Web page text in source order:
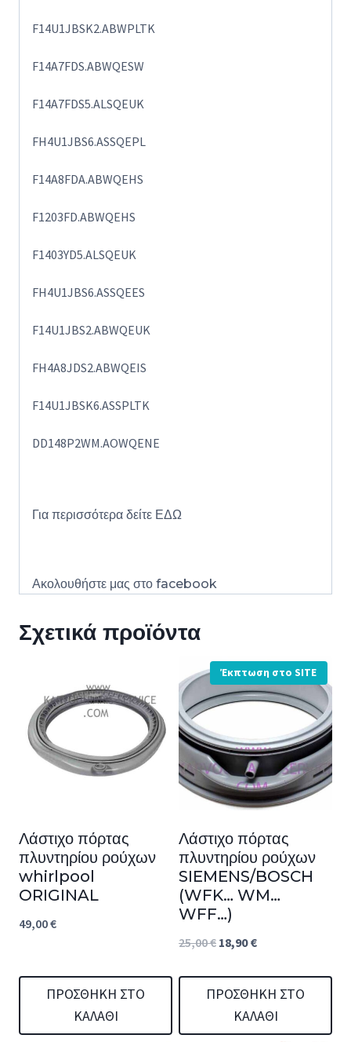
F14U1JBSK2.ABWPLTK
F14A7FDS.ABWQESW
F14A7FDS5.ALSQEUK
FH4U1JBS6.ASSQEPL
F14A8FDA.ABWQEHS
F1203FD.ABWQEHS
F1403YD5.ALSQEUK
FH4U1JBS6.ASSQEES
F14U1JBS2.ABWQEUK
FH4A8JDS2.ABWQEIS
F14U1JBSK6.ASSPLTK
DD148P2WM.AOWQENE
Για περισσότερα δείτε ΕΔΩ
Ακολουθήστε μας στο facebook
Σχετικά προϊόντα
Λάστιχο πόρτας
πλυντηρίου ρούχων
whirlpool
ORIGINAL
49,00€
ΠΡΟΣΘΉΚΗ ΣΤΟ
ΚΑΛΆΘΙ
Έκπτωση στο SITE
Λάστιχο πόρτας
πλυντηρίου ρούχων
SIEMENS/BOSCH
(WFK… WM…
WFF…)
25,00€ Original
was:
25,00 €.
18,90€Η
τιμή
είναι:
ΠΡΟΣΘΉΚΗ ΣΤΟ
ΚΑΛΆΘΙ